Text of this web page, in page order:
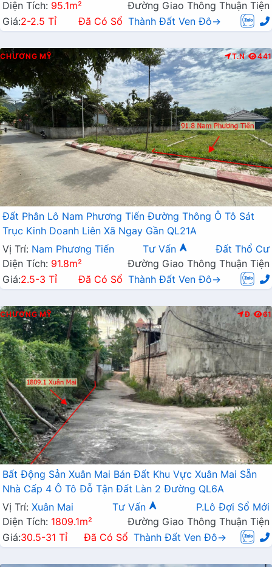
Diện Tích: 95.1m²
Đường Giao Thông Thuận Tiện
Giá:2-2.5 Tỉ Đã Có Sổ Thành Đất Ven Đô→
CHƯƠNG MỸ T.N 441
Đất Phân Lô Nam Phương Tiến Đường Thông Ô Tô Sát
Trục Kinh Doanh Liên Xã Ngay Gần QL21A
Vị Trí: Nam Phương Tiến Tư Vấn
Đất Thổ Cư
Diện Tích: 91.8m²
Đường Giao Thông Thuận Tiện
Giá:2.5-3 Tỉ Đã Có Sổ Thành Đất Ven Đô→
CHƯƠNG MỸ Đ 61
Bất Động Sản Xuân Mai Bán Đất Khu Vực Xuân Mai Sẵn
Nhà Cấp 4 Ô Tô Đỗ Tận Đất Làn 2 Đường QL6A
Vị Trí: Xuân Mai Tư Vấn
P.Lô Đợi Sổ Mới
Diện Tích: 1809.1m²
Đường Giao Thông Thuận Tiện
Giá:30.5-31 Tỉ Đã Có Sổ Thành Đất Ven Đô→